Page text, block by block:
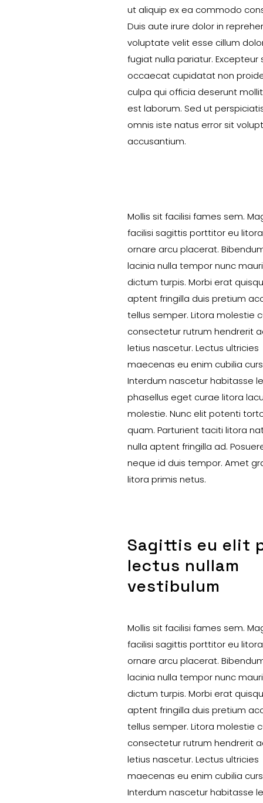
ut aliquip ex ea commodo
Duis aute irure dolor in
voluptate velit esse cillum
fugiat nulla pariatur. Excepteur
occaecat cupidatat non
culpa qui officia deserunt
est laborum. Sed ut
omnis iste natus error sit
accusantium.
Mollis sit facilisi fames sem.
facilisi sagittis porttitor eu
ornare arcu placerat.
lacinia nulla tempor nunc
dictum turpis. Morbi erat
aptent fringilla duis pretium
tellus semper. Litora molestie
consectetur rutrum hendrerit
letius nascetur. Lectus ultricies
maecenas eu enim cubilia
Interdum nascetur habitasse
phasellus eget curae litora
molestie. Nunc elit potenti
quam. Parturient taciti litora
nulla aptent fringilla ad.
neque id duis tempor. Amet
litora primis netus.
Sagittis eu elit
lectus nullam
vestibulum
Mollis sit facilisi fames sem.
facilisi sagittis porttitor eu
ornare arcu placerat.
lacinia nulla tempor nunc
dictum turpis. Morbi erat
aptent fringilla duis pretium
tellus semper. Litora molestie
consectetur rutrum hendrerit
letius nascetur. Lectus ultricies
maecenas eu enim cubilia
Interdum nascetur habitasse